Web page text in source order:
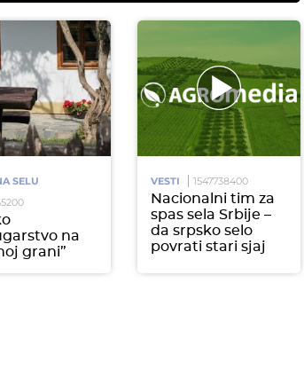
SELU
na
grani”
VESTI 1547738400
Nacionalni tim za
spas sela Srbije –
da srpsko selo
povrati stari sjaj